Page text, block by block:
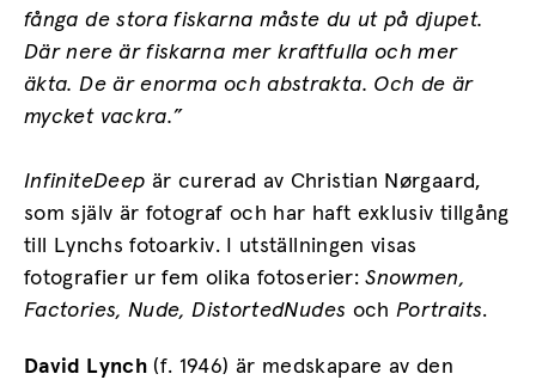
fånga de stora fiskarna måste du ut på djupet.
Där nere är fiskarna mer kraftfulla och mer
äkta. De är enorma och abstrakta. Och de är
mycket vackra.”
InfiniteDeep är curerad av Christian Nørgaard,
som själv är fotograf och har haft exklusiv tillgång
till Lynchs fotoarkiv. I utställningen visas
fotografier ur fem olika fotoserier:Snowmen,
Factories, Nude,DistortedNudes ochPortraits.
David Lynch(f. 1946) är medskapare av den